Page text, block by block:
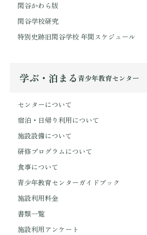
閑谷かわら版
閑谷学校研究
特別史跡旧閑谷学校 年間スケジュール
学ぶ・泊まる 青少年教育センター
センターについて
宿泊・日帰り利用について
施設設備について
研修プログラムについて
食事について
青少年教育センターガイドブック
施設利用料金
書類一覧
施設利用アンケート